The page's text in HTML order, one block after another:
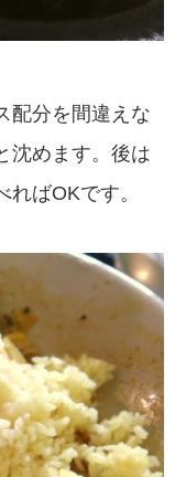
配分を間違えな
沈めます。後は
ばOKです。